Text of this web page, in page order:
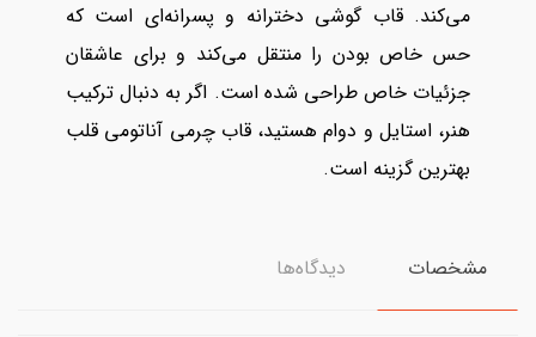
می‌کند. قاب گوشی دخترانه و پسرانه‌ای است که
حس خاص بودن را منتقل می‌کند و برای عاشقان
جزئیات خاص طراحی شده است. اگر به دنبال ترکیب
هنر، استایل و دوام هستید، قاب چرمی آناتومی قلب
بهترین گزینه است.
مشخصات دیدگاه‌ها